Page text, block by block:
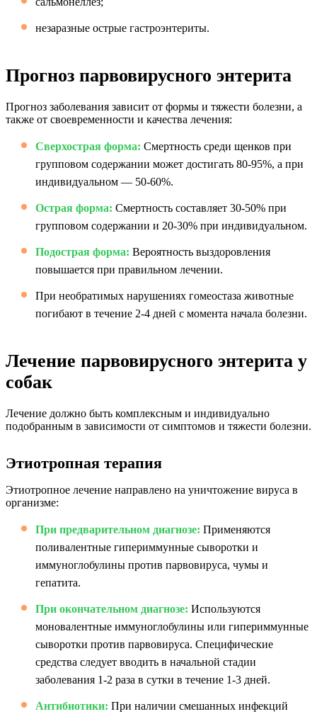
незаразные острые гастроэнтериты.
Прогноз парвовирусного энтерита
Прогноз заболевания зависит от формы и тяжести болезни, а
также от своевременности и качества лечения:
Сверхострая форма: Смертность среди щенков при
групповом содержании может достигать 80-95%, а при
индивидуальном — 50-60%.
Острая форма: Смертность составляет 30-50% при
групповом содержании и 20-30% при индивидуальном.
Подострая форма: Вероятность выздоровления
повышается при правильном лечении.
При необратимых нарушениях гомеостаза животные
погибают в течение 2-4 дней с момента начала болезни.
Лечение парвовирусного энтерита у
собак
Лечение должно быть комплексным и индивидуально
подобранным в зависимости от симптомов и тяжести болезни.
Этиотропная терапия
Этиотропное лечение направлено на уничтожение вируса в
организме:
При предварительном диагнозе: Применяются
поливалентные гипериммунные сыворотки и
иммуноглобулины против парвовируса, чумы и
гепатита.
При окончательном диагнозе: Используются
моновалентные иммуноглобулины или гипериммунные
сыворотки против парвовируса. Специфические
средства следует вводить в начальной стадии
заболевания 1-2 раза в сутки в течение 1-3 дней.
Антибиотики: При наличии смешанных инфекций